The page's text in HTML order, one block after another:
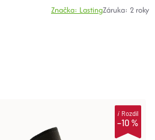
Značka: LastingZáruka: 2 roky
–10 %
iRozdíl